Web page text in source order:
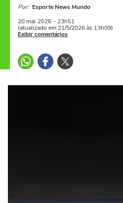
Por: Esporte News Mundo
20 mai 2026 - 23h51
(atualizado em 21/5/2026 às 13h09)
Exibir comentários